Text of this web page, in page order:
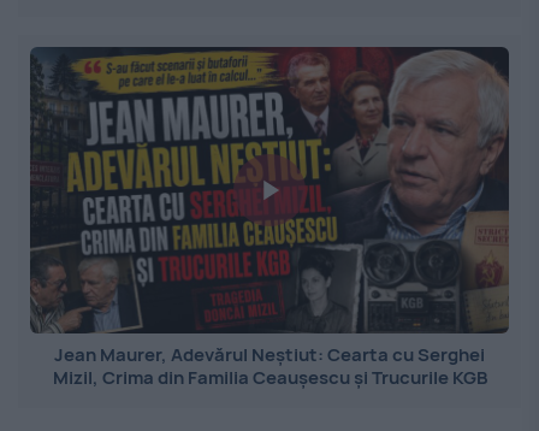
Jean Maurer, Adevărul Neștiut: Cearta cu Serghei
Mizil, Crima din Familia Ceaușescu și Trucurile KGB